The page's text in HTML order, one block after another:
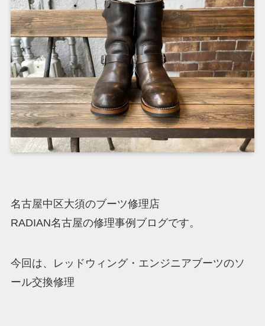
名古屋中区大須のブーツ修理店
RADIAN名古屋の修理事例ブログです。
今回は、レッドウィング・エンジニアブーツのソ
ール交換修理